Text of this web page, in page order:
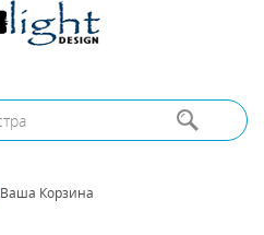
Ваша Корзина